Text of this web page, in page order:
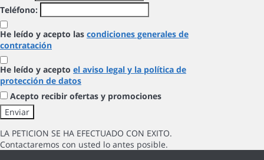
Teléfono:
He leído y acepto las condiciones generales de
contratación
He leído y acepto el aviso legal y la política de
protección de datos
Acepto recibir ofertas y promociones
LA PETICION SE HA EFECTUADO CON EXITO.
Contactaremos con usted lo antes posible.